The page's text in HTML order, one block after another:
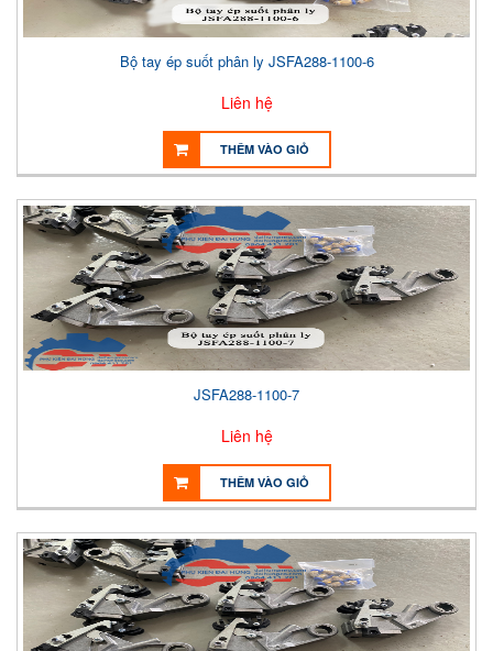
Bộ tay ép suốt phân ly JSFA288-1100-6
Liên hệ
THÊM VÀO GIỎ
JSFA288-1100-7
Liên hệ
THÊM VÀO GIỎ